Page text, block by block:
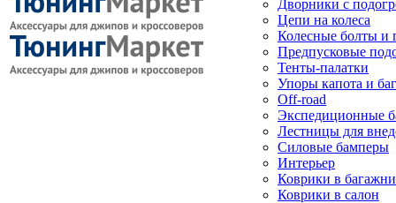
Дворники с
Цепи на колеса
Колесные болты и
Предпусковые
Тенты-палатки
Упоры капота и
Off-road
Экспедиционные
Лестницы для
Силовые бамперы
Интерьер
Коврики в
Коврики в салон